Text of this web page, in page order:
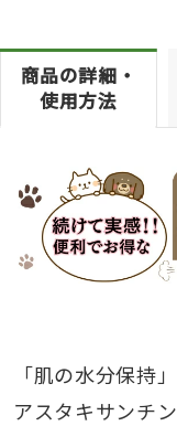
商品の詳細・
使用方法
「肌の水分保持
アスタキサンチ